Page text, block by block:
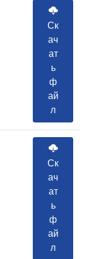
Ск
ач
ат
ь
ф
ай
л
Ск
ач
ат
ь
ф
ай
л